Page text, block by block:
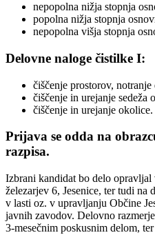
nepopolna nižja stopnja
popolna nižja stopnja
nepopolna višja stopnja
Delovne naloge čistilke I:
čiščenje prostorov,
čiščenje in urejanje sedeža
čiščenje in urejanje okolice.
Prijava se odda na
razpisa.
Izbrani kandidat bo delo opravljal
železarjev 6, Jesenice, ter tudi
v lasti oz. v upravljanju Občine
javnih zavodov. Delovno
3-mesečnim poskusnim delom,